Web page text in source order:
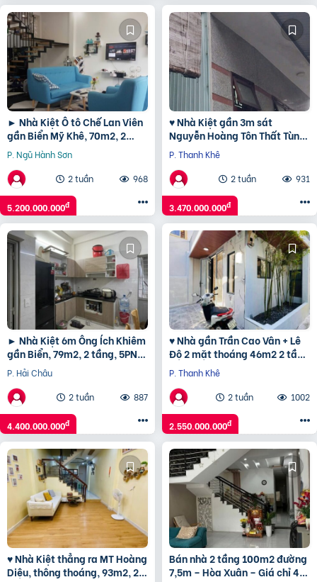
► Nhà Kiệt Ô tô Chế Lan Viên
gần Biển Mỹ Khê, 70m2, 2
tầng sạch đẹp, 5.2 tỷ
P. Ngũ Hành Sơn
2 tuần
968
5.200.000.000đ
♥ Nhà Kiệt gần 3m sát
Nguyễn Hoàng Tôn Thất Tùng,
10m ra MT, 2.5 tầng cứng,
sạch bong, 3.4x tỷ
P. Thanh Khê
2 tuần
931
3.470.000.000đ
► Nhà Kiệt 6m Ông Ích Khiêm
gần Biển, 79m2, 2 tầng, 5PN
nhỉnh 4 tỷ
P. Hải Châu
2 tuần
887
4.400.000.000đ
♥ Nhà gần Trần Cao Vân + Lê
Độ 2 mặt thoáng 46m2 2 tầng
đẹp ở ngay, 2.55 tỷ
P. Thanh Khê
2 tuần
1002
2.550.000.000đ
♥ Nhà Kiệt thẳng ra MT Hoàng
Diệu, thông thoáng, 93m2, 2
Bán nhà 2 tầng 100m2 đường
7,5m – Hòa Xuân – Giá chỉ 4,4